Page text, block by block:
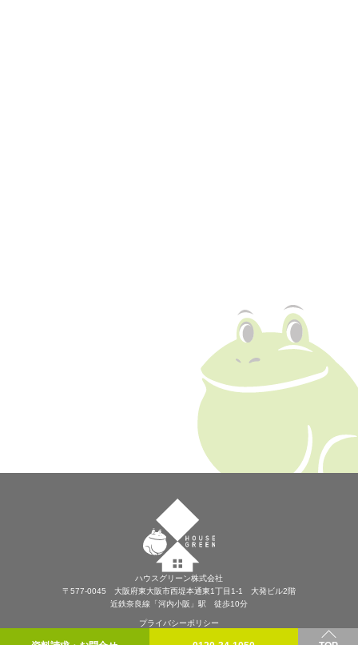
ハウスグリーン株式会社
〒577-0045 大阪府東大阪市西堤本通東1丁目1-1 大発ビル2階
近鉄奈良線「河内小阪」駅 徒歩10分
プライバシーポリシー